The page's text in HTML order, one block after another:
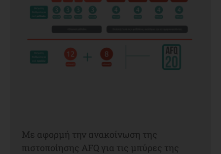
Με αφορμή την ανακοίνωση της
πιστοποίησης AFQ για τις μπύρες της